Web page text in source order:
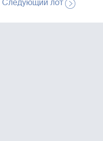
Следующий лот